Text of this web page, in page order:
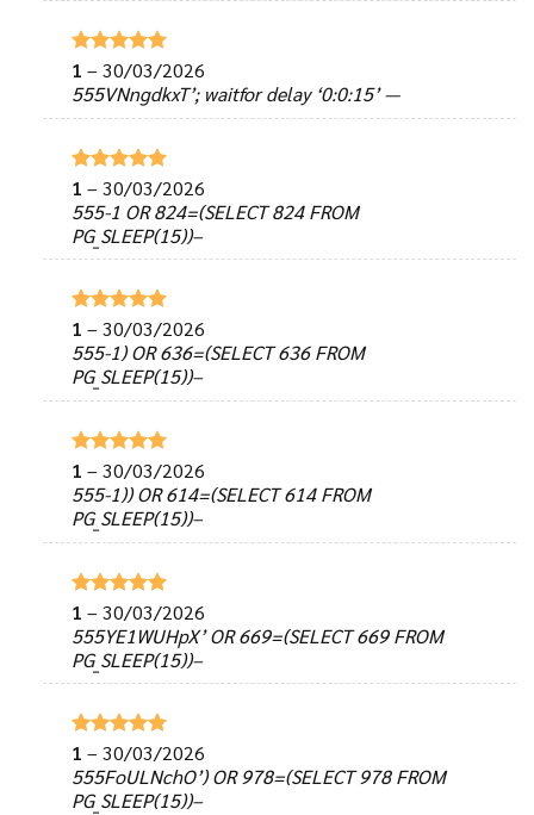
Được xếp
hạng55
sao
1 – 30/03/2026
555VNngdkxT’; waitfor delay ‘0:0:15’ —
Được xếp
hạng5 5
sao
1 – 30/03/2026
555-1 OR 824=(SELECT 824 FROM
PG_SLEEP(15))–
Được xếp
hạng55
sao
1 – 30/03/2026
555-1) OR 636=(SELECT 636 FROM
PG_SLEEP(15))–
Được xếp
hạng55
sao
1 – 30/03/2026
555-1)) OR 614=(SELECT 614 FROM
PG_SLEEP(15))–
Được xếp
hạng55
sao
1 – 30/03/2026
555YE1WUHpX’ OR 669=(SELECT 669 FROM
PG_SLEEP(15))–
Được xếp
hạng55
sao
1 – 30/03/2026
555FoULNchO’) OR 978=(SELECT 978 FROM
PG_SLEEP(15))–